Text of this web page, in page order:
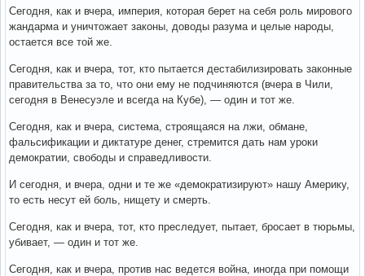
Сегодня, как и вчера, империя, которая берет на себя роль мирового
жандарма и уничтожает законы, доводы разума и целые народы,
остается все той же.
Сегодня, как и вчера, тот, кто пытается дестабилизировать законные
правительства за то, что они ему не подчиняются (вчера в Чили,
сегодня в Венесуэле и всегда на Кубе), — один и тот же.
Сегодня, как и вчера, система, строящаяся на лжи, обмане,
фальсификации и диктатуре денег, стремится дать нам уроки
демократии, свободы и справедливости.
И сегодня, и вчера, одни и те же «демократизируют» нашу Америку,
то есть несут ей боль, нищету и смерть.
Сегодня, как и вчера, тот, кто преследует, пытает, бросает в тюрьмы,
убивает, — один и тот же.
Сегодня, как и вчера, против нас ведется война, иногда при помощи